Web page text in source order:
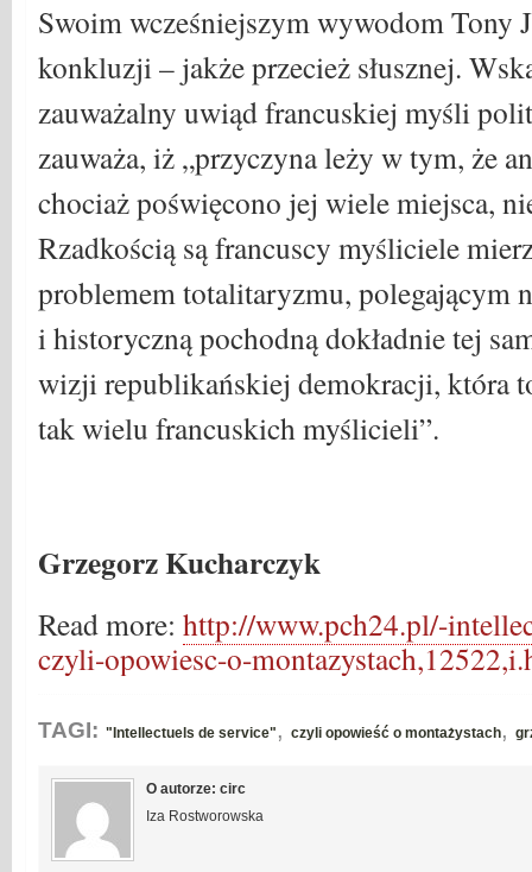
Swoim wcześniejszym wywodom Tony
konkluzji – jakże przecież słusznej.
zauważalny uwiąd francuskiej myśli
zauważa, iż „przyczyna leży w tym, że
chociaż poświęcono jej wiele miejsca,
Rzadkością są francuscy myśliciele
problemem totalitaryzmu, polegającym
i historyczną pochodną dokładnie tej
wizji republikańskiej demokracji, która
tak wielu francuskich myślicieli”.
Grzegorz Kucharczyk
Read more: http://www.pch24.pl/-
czyli-opowiesc-o-
TAGI: "Intellectuels de service" , czyli opowieść o montażystach,
O autorze: circ
Iza Rostworowska